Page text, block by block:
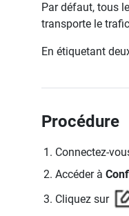
Par défaut, tous
transporte le
En étiquetant
Procédure
Connectez-
Accéder à
Cliquez sur